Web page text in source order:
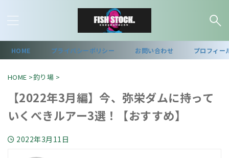
HOME プライバシーポリシー お問い合わせ プロフィー
HOME >釣り場 >
【2022年3月編】今、弥栄ダムに持って
いくべきルアー3選！【おすすめ】
2022年3月11日